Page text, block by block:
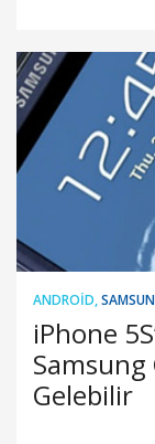
ANDROID,
iPhone
Samsung
Gelebilir